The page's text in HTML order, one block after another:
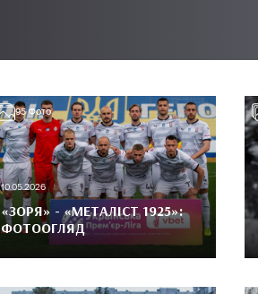
95Фото
10.05.2026
«ЗОРЯ» - «МЕТАЛІСТ 1925»:
ФОТООГЛЯД